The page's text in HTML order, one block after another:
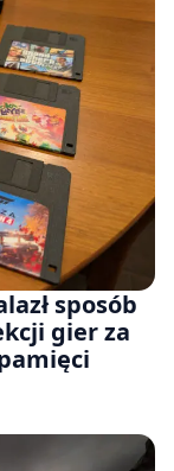
sposób
gier za